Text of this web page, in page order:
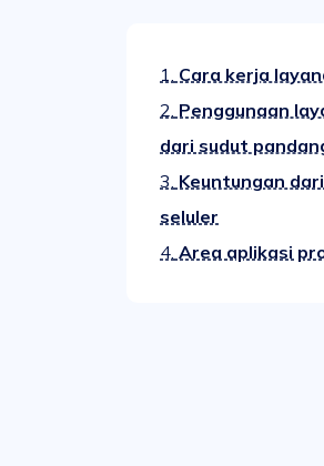
1. Cara kerja
2. Penggunaan
dari sudut
3. Keuntungan
seluler
4. Area aplikasi